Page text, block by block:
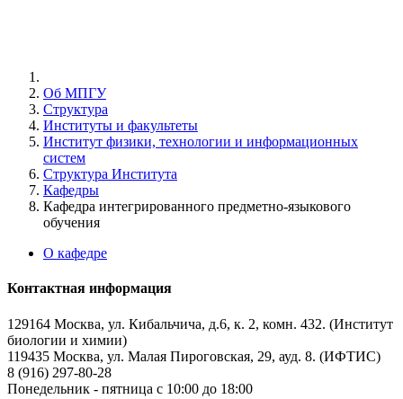
Об МПГУ
Структура
Институты и факультеты
Институт физики, технологии и информационных
систем
Структура Института
Кафедры
Кафедра интегрированного предметно-языкового
обучения
О кафедре
Контактная информация
129164 Москва, ул. Кибальчича, д.6, к. 2, комн. 432. (Институт
биологии и химии)
119435 Москва, ул. Малая Пироговская, 29, ауд. 8. (ИФТИС)
8 (916) 297-80-28
Понедельник - пятница с 10:00 до 18:00